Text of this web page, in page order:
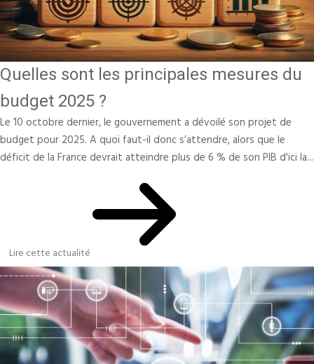
Quelles sont les principales mesures du
budget 2025 ?
Le 10 octobre dernier, le gouvernement a dévoilé son projet de
budget pour 2025. A quoi faut-il donc s’attendre, alors que le
déficit de la France devrait atteindre plus de 6 % de son PIB d'ici la...
Lire cette actualité